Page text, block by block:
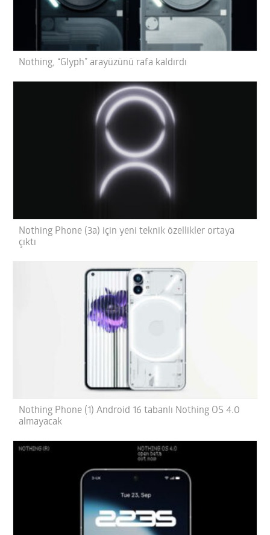
Nothing, “Glyph” arayüzünü rafa kaldırdı
Nothing Phone (3a) için yeni teknik özellikler ortaya
çıktı
Nothing Phone (1) Android 16 tabanlı Nothing OS 4.0
almayacak